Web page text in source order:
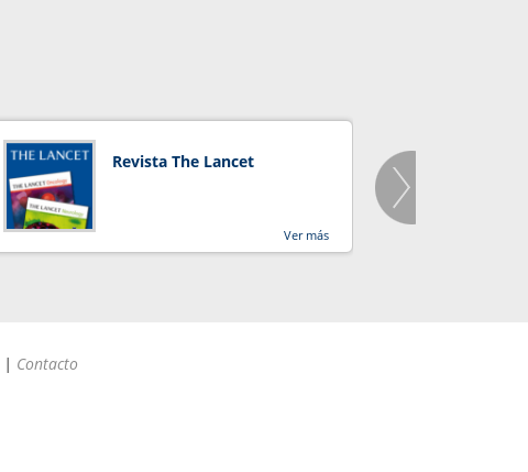
Revista The Lancet
Ver más
| Contacto